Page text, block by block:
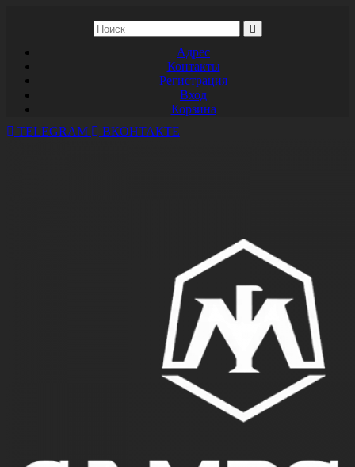
Адрес
Контакты
Регистрация
Вход
Корзина
TELEGRAM
ВКОНТАКТЕ